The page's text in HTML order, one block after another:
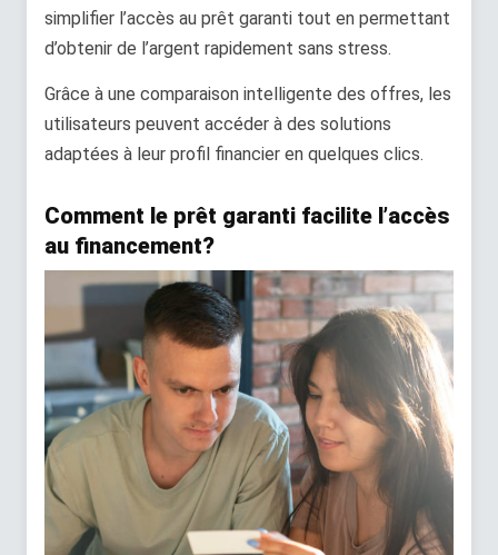
simplifier l’accès au prêt garanti tout en permettant
d’obtenir de l’argent rapidement sans stress.
Grâce à une comparaison intelligente des offres, les
utilisateurs peuvent accéder à des solutions
adaptées à leur profil financier en quelques clics.
Comment le prêt garanti facilite l’accès
au financement?